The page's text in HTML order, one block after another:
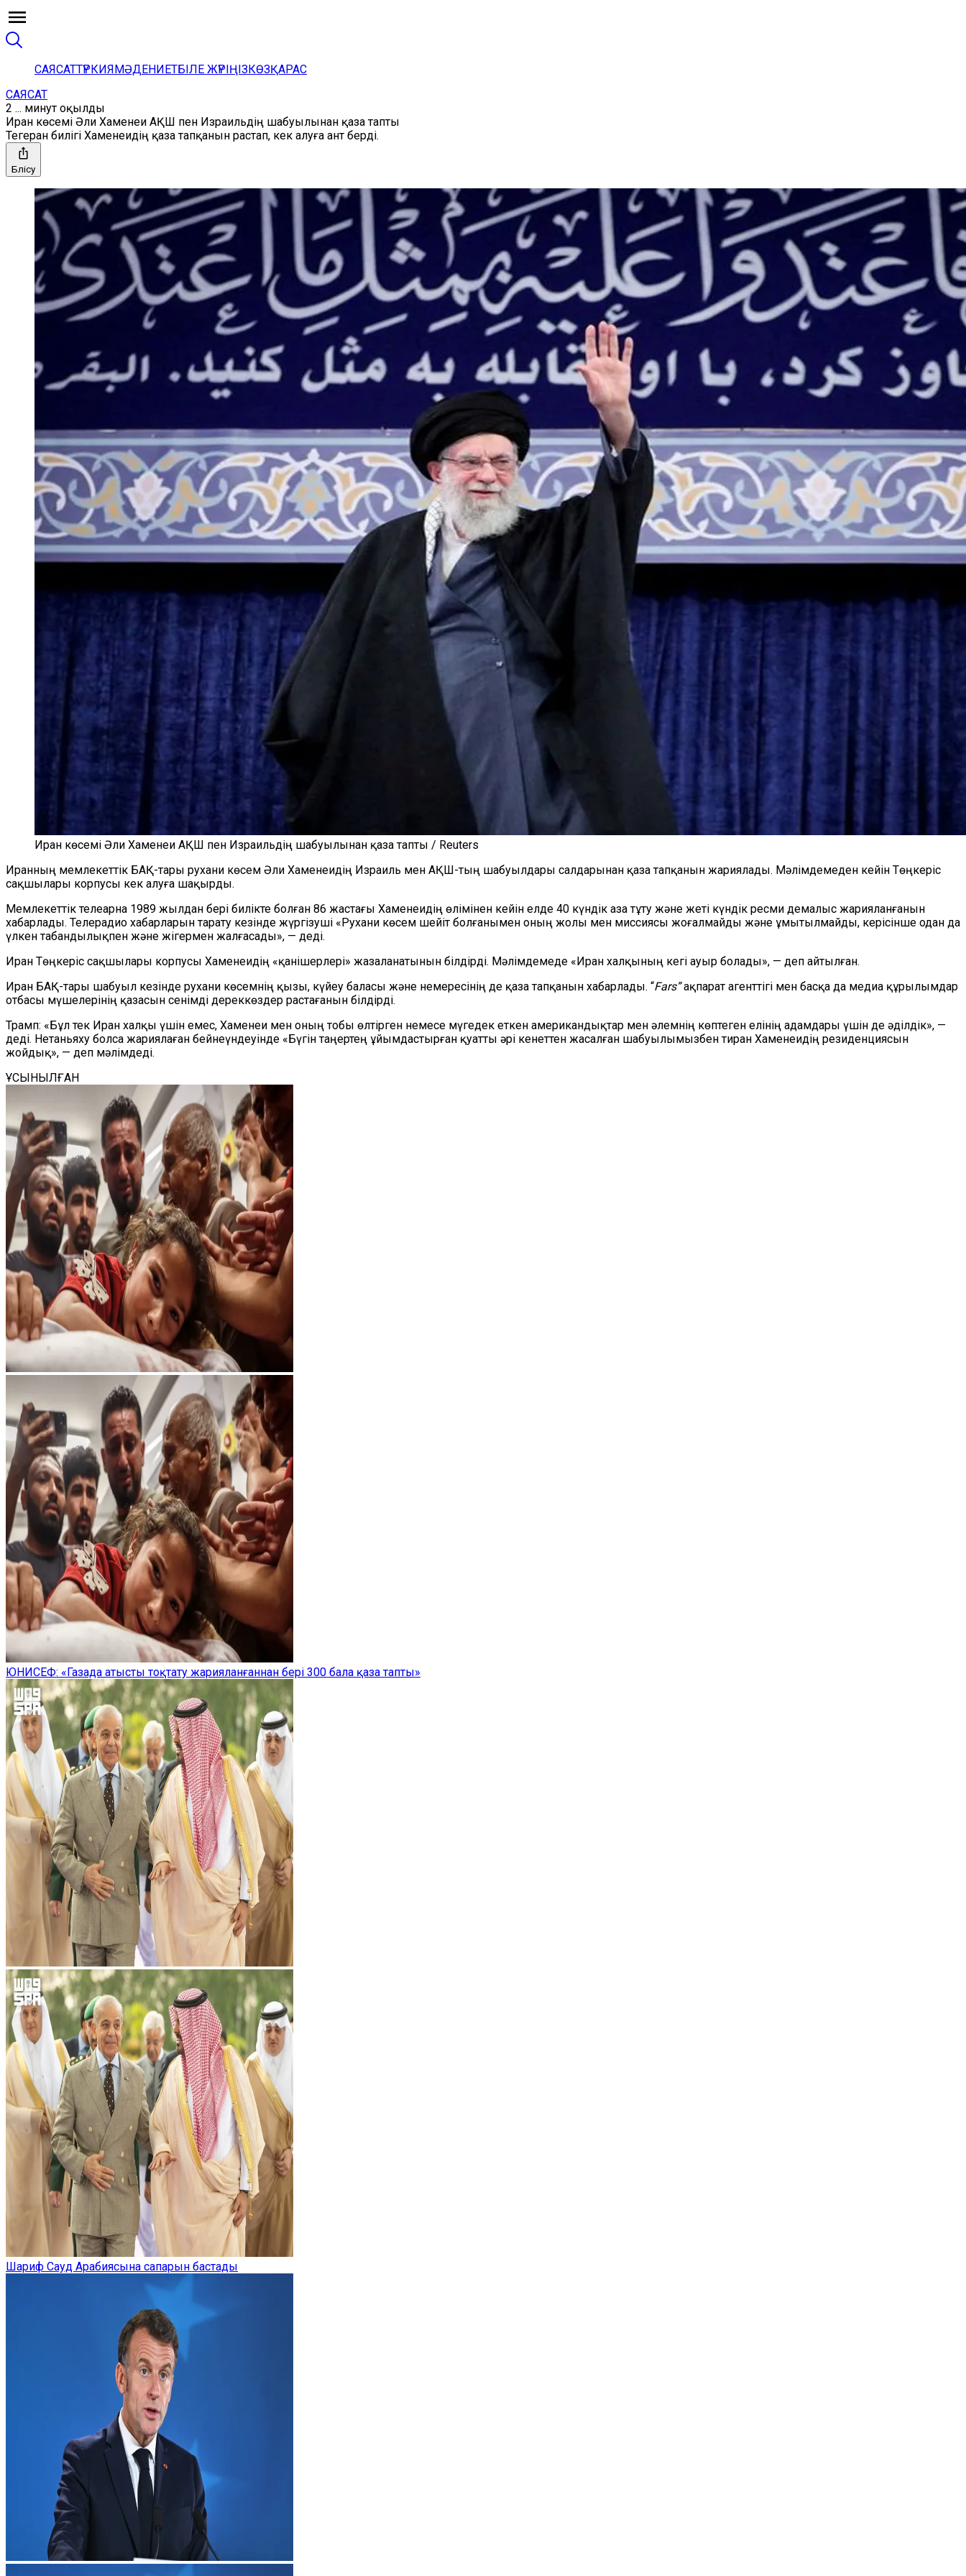
САЯСАТТҮРКИЯМӘДЕНИЕТБІЛЕ ЖҮРІҢІЗКӨЗҚАРАС
САЯСАТ
2 ... минут оқылды
Иран көсемі Әли Хаменеи АҚШ пен Израильдің шабуылынан қаза тапты
Тегеран билігі Хаменеидің қаза тапқанын растап, кек алуға ант берді.
Бөлісу
Иран көсемі Әли Хаменеи АҚШ пен Израильдің шабуылынан қаза тапты / Reuters
Иранның мемлекеттік БАҚ-тары рухани көсем Әли Хаменеидің Израиль мен АҚШ-тың шабуылдары салдарынан қаза тапқанын жариялады. Мәлімдемеден кейін Төңкеріс
сақшылары корпусы кек алуға шақырды.
Мемлекеттік телеарна 1989 жылдан бері билікте болған 86 жастағы Хаменеидің өлімінен кейін елде 40 күндік аза тұту және жеті күндік ресми демалыс жарияланғанын
хабарлады. Телерадио хабарларын тарату кезінде жүргізуші «Рухани көсем шейіт болғанымен оның жолы мен миссиясы жоғалмайды және ұмытылмайды, керісінше одан да
үлкен табандылықпен және жігермен жалғасады», — деді.
Иран Төңкеріс сақшылары корпусы Хаменеидің «қанішерлері» жазаланатынын білдірді. Мәлімдемеде «Иран халқының кегі ауыр болады», — деп айтылған.
Иран БАҚ-тары шабуыл кезінде рухани көсемнің қызы, күйеу баласы және немересінің де қаза тапқанын хабарлады. “Fars”ақпарат агенттігі мен басқа да медиа құрылымдар
отбасы мүшелерінің қазасын сенімді дереккөздер растағанын білдірді.
Трамп: «Бұл тек Иран халқы үшін емес, Хаменеи мен оның тобы өлтірген немесе мүгедек еткен американдықтар мен әлемнің көптеген елінің адамдары үшін де әділдік», —
деді. Нетаньяху болса жариялаған бейнеүндеуінде «Бүгін таңертең ұйымдастырған қуатты әрі кенеттен жасалған шабуылымызбен тиран Хаменеидің резиденциясын
жойдық», — деп мәлімдеді.
ҰСЫНЫЛҒАН
ЮНИСЕФ: «Газада атысты тоқтату жарияланғаннан бері 300 бала қаза тапты»
Шариф Сауд Арабиясына сапарын бастады